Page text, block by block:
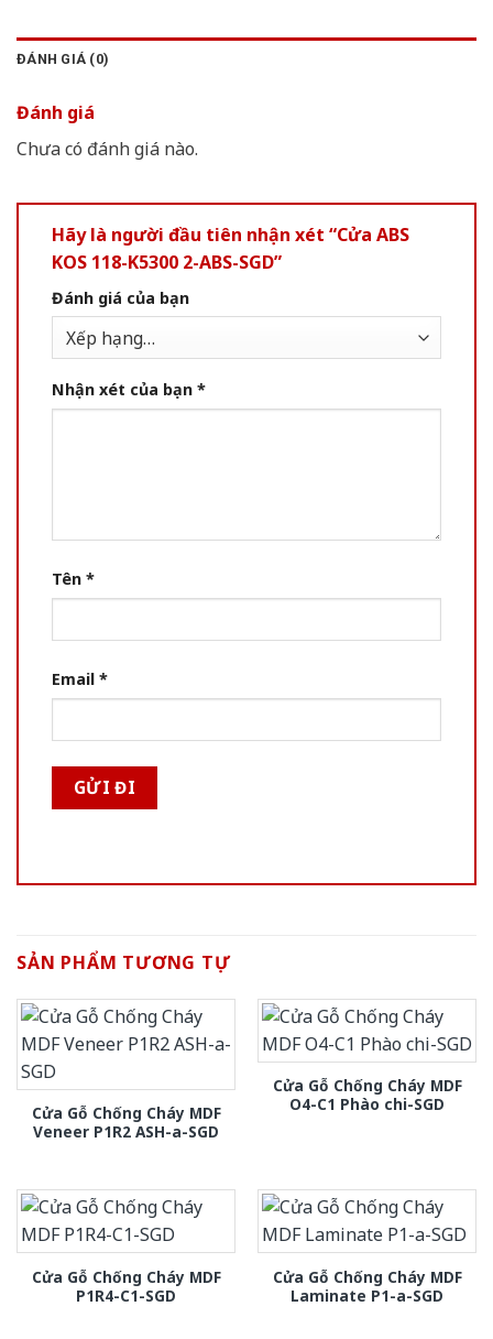
ĐÁNH GIÁ (0)
Đánh giá
Chưa có đánh giá nào.
Hãy là người đầu tiên nhận xét “Cửa ABS
KOS 118-K5300 2-ABS-SGD”
Đánh giá của bạn
Nhận xét của bạn *
Tên *
Email *
SẢN PHẨM TƯƠNG TỰ
Cửa Gỗ Chống Cháy MDF
Veneer P1R2 ASH-a-SGD
Cửa Gỗ Chống Cháy MDF
O4-C1 Phào chi-SGD
Cửa Gỗ Chống Cháy MDF
P1R4-C1-SGD
Cửa Gỗ Chống Cháy MDF
Laminate P1-a-SGD